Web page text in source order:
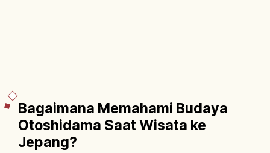
Bagaimana Memahami Budaya
Otoshidama Saat Wisata ke
Jepang?